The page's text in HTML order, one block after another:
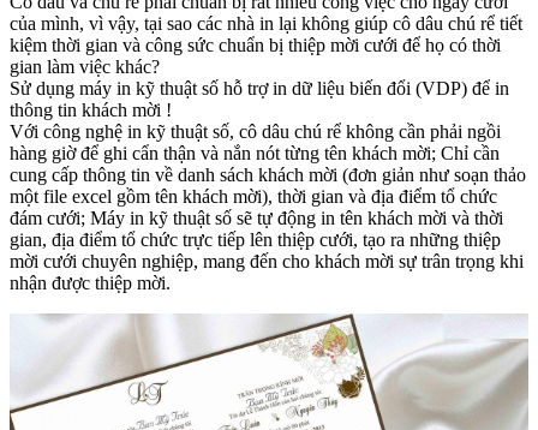
của mình, vì vậy, tại sao các nhà in lại không giúp cô dâu chú rể tiết
kiệm thời gian và công sức chuẩn bị thiệp mời cưới để họ có thời
gian làm việc khác?
Sử dụng máy in kỹ thuật số hỗ trợ in dữ liệu biến đổi (VDP) để in
thông tin khách mời !
Với công nghệ in kỹ thuật số, cô dâu chú rể không cần phải ngồi
hàng giờ để ghi cẩn thận và nắn nót từng tên khách mời; Chỉ cần
cung cấp thông tin về danh sách khách mời (đơn giản như soạn thảo
một file excel gồm tên khách mời), thời gian và địa điểm tổ chức
đám cưới; Máy in kỹ thuật số sẽ tự động in tên khách mời và thời
gian, địa điểm tổ chức trực tiếp lên thiệp cưới, tạo ra những thiệp
mời cưới chuyên nghiệp, mang đến cho khách mời sự trân trọng khi
nhận được thiệp mời.